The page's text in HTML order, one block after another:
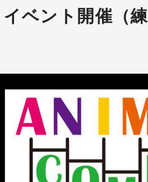
ベント開催（